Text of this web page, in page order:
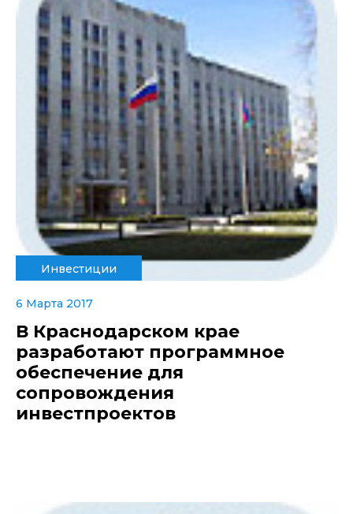
Инвестиции
6 Марта 2017
В Краснодарском крае
разработают программное
обеспечение для
сопровождения
инвестпроектов